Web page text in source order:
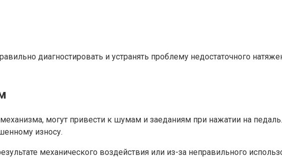
диагностировать и устранять проблему недостаточного
могут привести к шумам и заеданиям при нажатии на
износу.
механического воздействия или из-за неправильного